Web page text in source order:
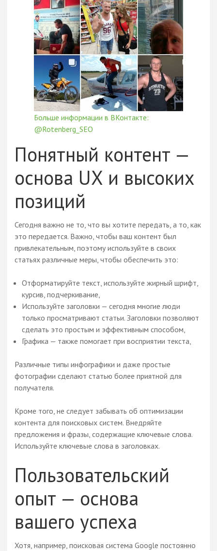
Больше информации в ВКонтакте:
@Rotenberg_SEO
Понятный контент —
основа UX и высоких
позиций
Сегодня важно не то, что вы хотите передать, а то, как
это передается. Важно, чтобы ваш контент был
привлекательным, поэтому используйте в своих
статьях различные меры, чтобы обеспечить это:
Отформатируйте текст, используйте жирный шрифт,
курсив, подчеркивание,
Используйте заголовки — сегодня многие люди
только просматривают статьи. Заголовки позволяют
сделать это простым и эффективным способом,
Графика — также помогает при восприятии текста,
Различные типы инфографики и даже простые
фотографии сделают статью более приятной для
получателя.
Кроме того, не следует забывать об оптимизации
контента для поисковых систем. Внедряйте
предложения и фразы, содержащие ключевые слова.
Используйте ключевые слова в заголовках.
Пользовательский
опыт — основа
вашего успеха
Хотя, например, поисковая система Google постоянно